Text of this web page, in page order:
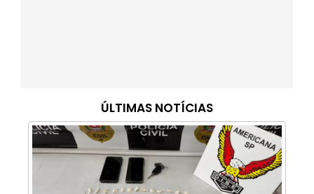
ÚLTIMAS NOTÍCIAS